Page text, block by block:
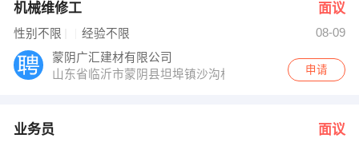
机械维修工 面议
性别不限 经验不限
08-09
蒙阴广汇建材有限公司
山东省临沂市蒙阴县坦埠镇沙沟村
申请
业务员 面议